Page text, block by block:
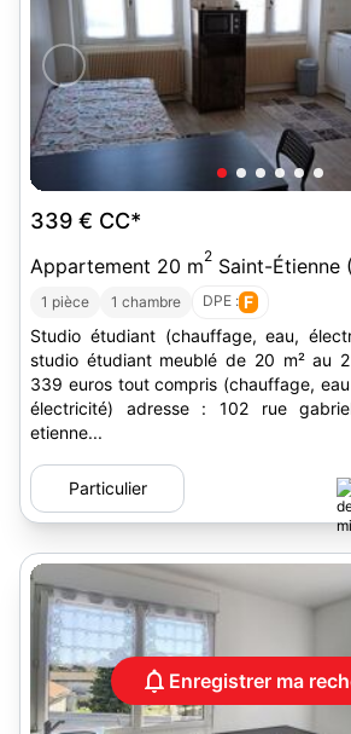
339 € CC*
Appartement 20 m2 Saint-Étienne
1 pièce 1 chambre DPE : F
Studio étudiant (chauffage, eau,
studio étudiant meublé de 20 m² au
339 euros tout compris (chauffage,
électricité) adresse : 102 rue
etienne...
Particulier
Enregistrer ma